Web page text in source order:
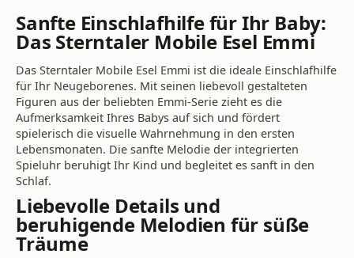
Sanfte Einschlafhilfe für Ihr Baby:
Das Sterntaler Mobile Esel Emmi
Das Sterntaler Mobile Esel Emmi ist die ideale Einschlafhilfe
für Ihr Neugeborenes. Mit seinen liebevoll gestalteten
Figuren aus der beliebten Emmi-Serie zieht es die
Aufmerksamkeit Ihres Babys auf sich und fördert
spielerisch die visuelle Wahrnehmung in den ersten
Lebensmonaten. Die sanfte Melodie der integrierten
Spieluhr beruhigt Ihr Kind und begleitet es sanft in den
Schlaf.
Liebevolle Details und
beruhigende Melodien für süße
Träume